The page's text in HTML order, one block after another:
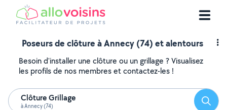
Poseurs de clôture à Annecy (74) et alentours
Besoin d'installer une clôture ou un grillage ? Visualisez
les profils de nos membres et contactez-les !
Clôture Grillage
à Annecy (74)